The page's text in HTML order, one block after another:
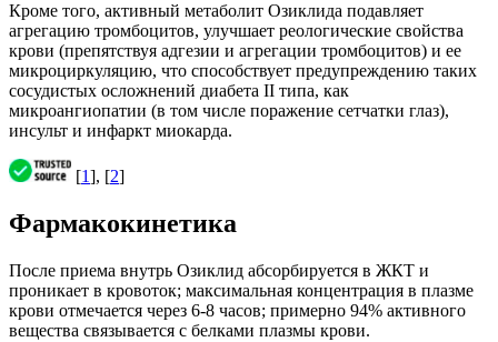
Кроме того, активный метаболит Озиклида подавляет
агрегацию тромбоцитов, улучшает реологические свойства
крови (препятствуя адгезии и агрегации тромбоцитов) и ее
микроциркуляцию, что способствует предупреждению таких
сосудистых осложнений диабета II типа, как
микроангиопатии (в том числе поражение сетчатки глаз),
инсульт и инфаркт миокарда.
[1], [2]
Фармакокинетика
После приема внутрь Озиклид абсорбируется в ЖКТ и
проникает в кровоток; максимальная концентрация в плазме
крови отмечается через 6-8 часов; примерно 94% активного
вещества связывается с белками плазмы крови.